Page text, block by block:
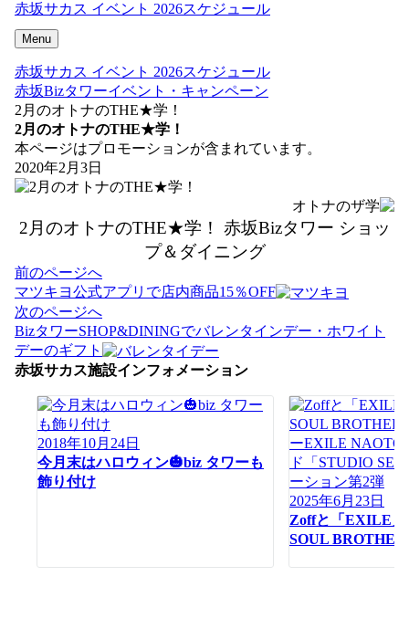
赤坂サカス イベント 2026スケジュール
Menu
赤坂サカス イベント 2026スケジュール
赤坂Bizタワーイベント・キャンペーン
2月のオトナのTHE★学！
2月のオトナのTHE★学！
本ページはプロモーションが含まれています。
2020年2月3日
2月のオトナのTHE★学！ 赤坂Bizタワー ショッ
プ＆ダイニング
投
稿
ナ
ビ
ゲ
ー
前のページへ
マツキヨ公式アプリで店内商品15％OFF
次のページへ
BizタワーSHOP&DININGでバレンタインデー・ホワイト
デーのギフト
赤坂サカス施設インフォメーション
2018年10月24日
今月末はハロウィン🎃biz タワーも
飾り付け
2025年6月23日
Zoffと「EXILE」
SOUL